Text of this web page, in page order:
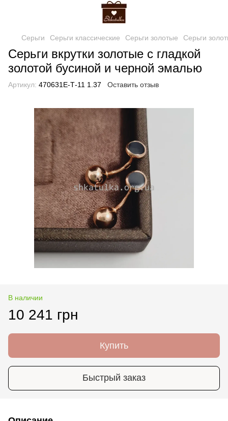
Серьги Серьги классические Серьги золотые Серьги
Серьги вкрутки золотые с гладкой
золотой бусиной и черной эмалью
Артикул: 470631Е-Т-11 1.37 Оставить отзыв
В наличии
10 241 грн
Купить
Быстрый заказ